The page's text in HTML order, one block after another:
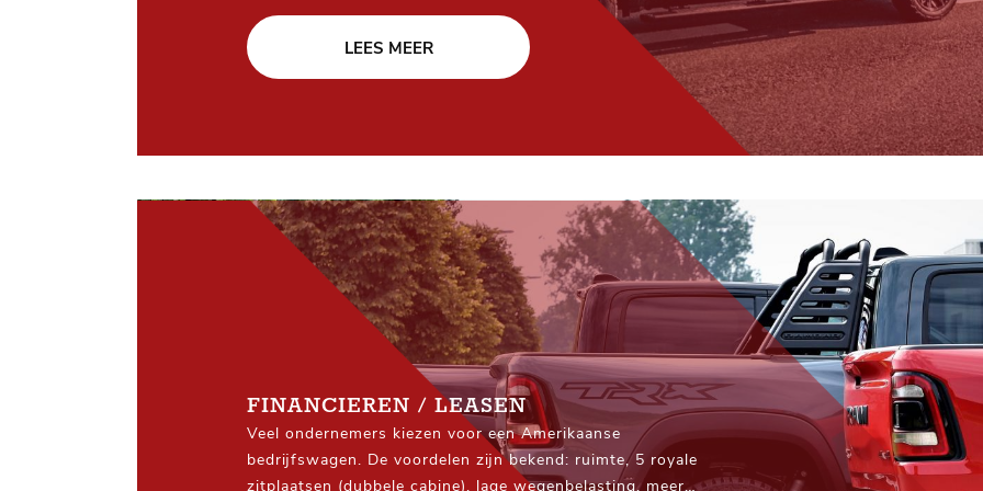
LEES MEER
FINANCIEREN / LEASEN
Veel ondernemers kiezen voor een Amerikaanse
bedrijfswagen. De voordelen zijn bekend: ruimte, 5 royale
zitplaatsen (dubbele cabine), lage wegenbelasting, meer